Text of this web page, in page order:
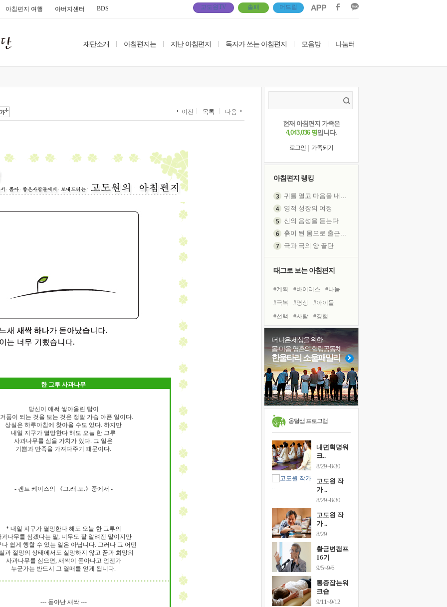
아침편지 여행 아버지센터 BDS 고도원TV 솔패 더드림
재단소개 아침편지는 지난 아침편지 독자가 쓰는 아침편지 모음방 나눔터
이전 목록 다음
한 그루 사과나무
당신이 애써 쌓아올린 탑이
품이 되는 것을 보는 것은 정말 가슴 아픈 일이다.
상실은 하루아침에 찾아올 수도 있다. 하지만
내일 지구가 멸망한다 해도 오늘 한 그루
사과나무를 심을 가치가 있다. 그 일은
기쁨과 만족을 가져다주기 때문이다.
- 켄트 케이스의 《그.래.도.》중에서 -
* 내일 지구가 멸망한다 해도 오늘 한 그루의
과나무를 심겠다는 말, 너무도 잘 알려진 말이지만
나 쉽게 행할 수 있는 일은 아닙니다. 그러나 그 어떤
과 절망의 상태에서도 실망하지 않고 꿈과 희망의
사과나무를 심으면, 새싹이 돋아나고 언젠가
누군가는 반드시 그 열매를 얻게 됩니다.
--- 돋아난 새싹 ---
현재 아침편지 가족은
4,043,036 명입니다.
로그인 | 가족되기
아침편지 랭킹
귀를 열고 마음을 내어주고
영적 성장의 여정
신의 음성을 듣는다
흙이 된 몸으로 출근하는 여자
극과 극의 양 끝단
피해 갈 수 없는 사건들
'말 타는 법'을 먼저
졸업식 사진을 보며
아픈 아버지를 위한 공간 설계
슬럼프
보고 싶은 어머니
유년 시절의 부산 영도 바다
못된 꼰대들
너무 황홀한 꽃들이여!
희망이란
'모른다'는 것
태그로 보는 아침편지
#계획 #바이러스
#나눔
#극복
#명상
#아이들
#선택
#사람
#경험
#독서
#면역력
#삶
#도움
#힐링
#희망
#리더
#유튜브
#다짐
#링컨학교
#독서캠프
#건강
#친구
#위기
#비전캠프
더 나은 세상을 위한
몸·마음·영혼의 힐링공동체
한울타리 소울패밀리
옹달샘 프로그램
내면혁명워
크..
8/29~8/30
고도원 작
가 ..
8/29~8/30
고도원 작
가 ..
8/29
황금변캠프
16기
9/5~9/6
통증잡는워
크숍
9/11~9/12